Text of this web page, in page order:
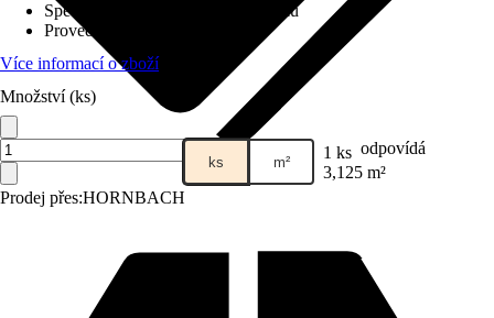
Prodej přes:HORNBACH
Specifikace materiálu
Mix materiálu
Provedení
Více informací o zboží
Množství (ks)
ks m² 1 ks odpovídá
3,125 m²